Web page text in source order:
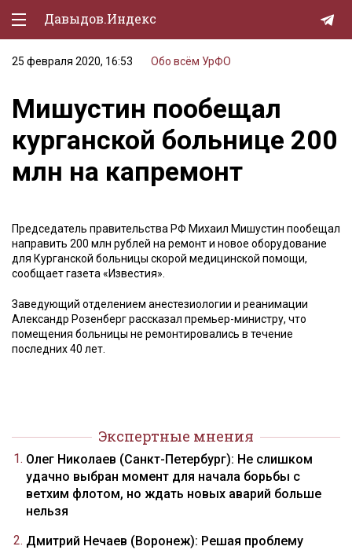
Давыдов.Индекс
Политическая жизнь
Экономика
Природа
Образование
Культура
Lifestyle
Мурзилка
25 февраля 2020, 16:53 Обо всём УрФО
Мишустин пообещал
курганской больнице 200
млн на капремонт
Председатель правительства РФ Михаил Мишустин пообещал
направить 200 млн рублей на ремонт и новое оборудование
для Курганской больницы скорой медицинской помощи,
сообщает газета «Известия».
Заведующий отделением анестезиологии и реанимации
Александр Розенберг рассказал премьер-министру, что
помещения больницы не ремонтировались в течение
последних 40 лет.
Экспертные мнения
Олег Николаев (Санкт-Петербург): Не слишком
удачно выбран момент для начала борьбы с
ветхим флотом, но ждать новых аварий больше
нельзя
Дмитрий Нечаев (Воронеж): Решая проблему